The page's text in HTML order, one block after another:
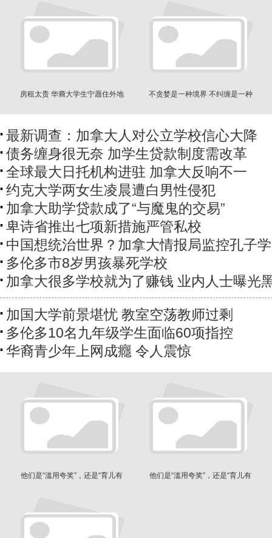
房租太贵 华裔大学生宁愿住外地
不贪婪是一种境界 不纠缠是一种
最新调查：加拿大人对公立学校信心大降
债务缠身很无奈 加学生贷款制度需改革
全球最大日托机构进驻 加拿大反响不一
约克大学两女生凌晨遭白男性侵犯
加拿大助学贷款成了“与魔鬼的交易”
卑诗省推出七项新措施严管私校
中国想统治世界？加拿大情报局监控孔
多伦多市8岁男孩暴死学校
加拿大很多学校就为了赚钱 业内人士曝光
加国大学前景堪忧 教室空荡教师过剩
多伦多10名九年级学生面临60项指控
华裔青少年上网成癮 令人震惊
他们是“滥用夸奖”，还是“育儿有
他们是“滥用夸奖”，还是“育儿有